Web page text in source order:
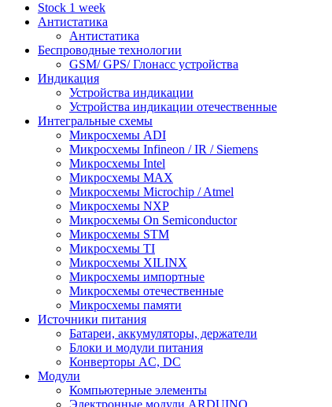
Stock 1 week
Антистатика
Антистатика
Беспроводные технологии
GSM/ GPS/ Глонасс устройства
Индикация
Устройства индикации
Устройства индикации отечественные
Интегральные схемы
Микросхемы ADI
Микросхемы Infineon / IR / Siemens
Микросхемы Intel
Микросхемы MAX
Микросхемы Microchip / Atmel
Микросхемы NXP
Микросхемы On Semiconductor
Микросхемы STM
Микросхемы TI
Микросхемы XILINX
Микросхемы импортные
Микросхемы отечественные
Микросхемы памяти
Источники питания
Батареи, аккумуляторы, держатели
Блоки и модули питания
Конверторы AC, DC
Модули
Компьютерные элементы